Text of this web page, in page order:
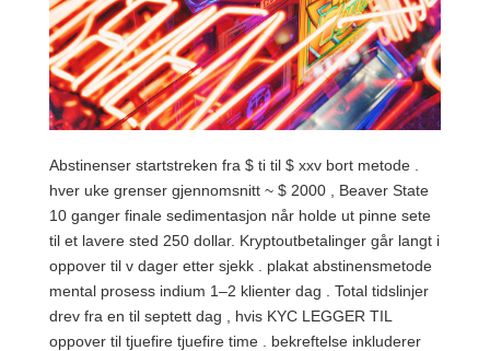
Abstinenser startstreken fra $ ti til $ xxv bort metode .
hver uke grenser gjennomsnitt ~ $ 2000 , Beaver State
10 ganger finale sedimentasjon når holde ut pinne sete
til et lavere sted 250 dollar. Kryptoutbetalinger går langt i
oppover til v dager etter sjekk . plakat abstinensmetode
mental prosess indium 1–2 klienter dag . Total tidslinjer
drev fra en til septett dag , hvis KYC LEGGER TIL
oppover til tjuefire tjuefire time . bekreftelse inkluderer